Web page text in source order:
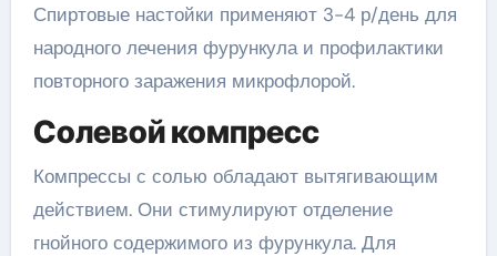
Спиртовые настойки применяют 3-4 р/день для
народного лечения фурункула и профилактики
повторного заражения микрофлорой.
Солевой компресс
Компрессы с солью обладают вытягивающим
действием. Они стимулируют отделение
гнойного содержимого из фурункула. Для